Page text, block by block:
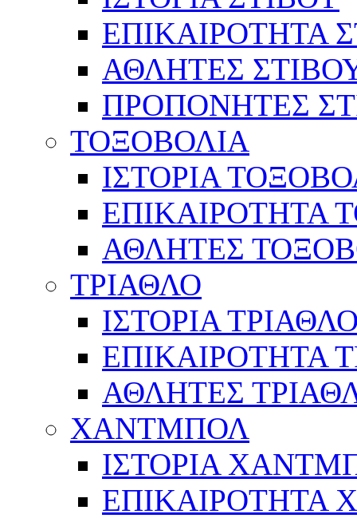
ΕΠΙΚΑΙΡΟΤΗΤΑ
ΑΘΛΗΤΕΣ
ΠΡΟΠΟΝΗΤΕΣ
ΤΟΞΟΒΟΛΙΑ
ΙΣΤΟΡΙΑ
ΕΠΙΚΑΙΡΟΤΗΤΑ
ΑΘΛΗΤΕΣ
ΤΡΙΑΘΛΟ
ΙΣΤΟΡΙΑ
ΕΠΙΚΑΙΡΟΤΗΤΑ
ΑΘΛΗΤΕΣ
ΧΑΝΤΜΠΟΛ
ΙΣΤΟΡΙΑ
ΕΠΙΚΑΙΡΟΤΗΤΑ